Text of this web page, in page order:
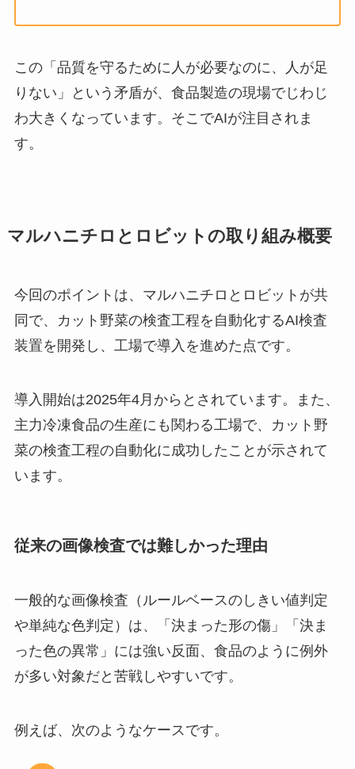
この「品質を守るために人が必要なのに、人が足
りない」という矛盾が、食品製造の現場でじわじ
わ大きくなっています。そこでAIが注目されま
す。
マルハニチロとロビットの取り組み概要
今回のポイントは、マルハニチロとロビットが共
同で、カット野菜の検査工程を自動化するAI検査
装置を開発し、工場で導入を進めた点です。
導入開始は2025年4月からとされています。また、
主力冷凍食品の生産にも関わる工場で、カット野
菜の検査工程の自動化に成功したことが示されて
います。
従来の画像検査では難しかった理由
一般的な画像検査（ルールベースのしきい値判定
や単純な色判定）は、「決まった形の傷」「決ま
った色の異常」には強い反面、食品のように例外
が多い対象だと苦戦しやすいです。
例えば、次のようなケースです。